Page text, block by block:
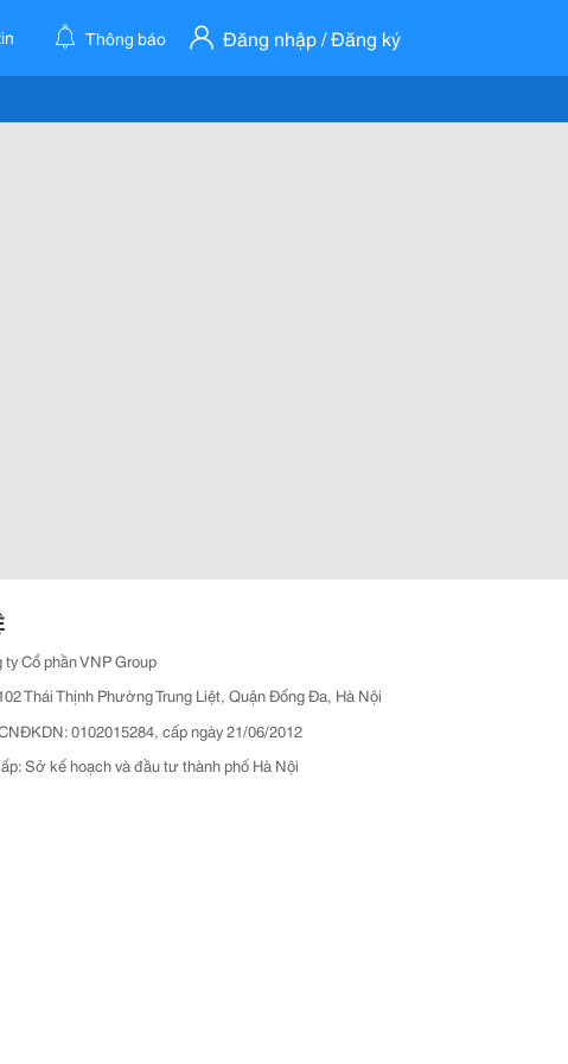
Thông báo Đăng nhập / Đăng ký
ty Cổ phần VNP Group
Thái Thịnh Phường Trung Liệt, Quận Đống Đa, Hà Nội
0102015284, cấp ngày 21/06/2012
Sở kế hoạch và đầu tư thành phố Hà Nội